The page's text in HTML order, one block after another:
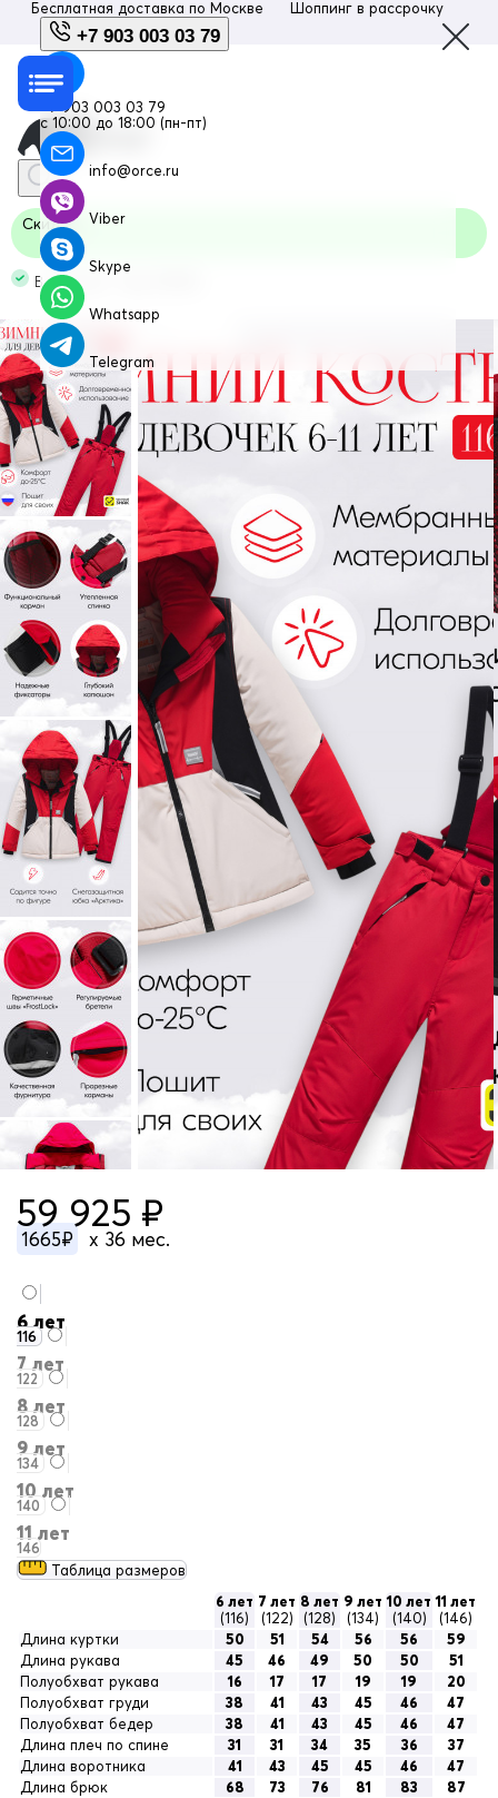
Бесплатная доставка по Москве Шоппинг в рассрочку
+7 903 003 03 79
+7 903 003 03 79
с 10:00 до 18:00 (пн-пт)
info@orce.ru
Viber
Skype
Whatsapp
Telegram
Скидка
В наличии Код: 9424Kr
59 925 ₽
1665₽ x 36 мес.
6 лет
116
7 лет
122
8 лет
128
9 лет
134
10 лет
140
11 лет
146
Таблица размеров
6 лет
(116)
7 лет
(122)
8 лет
(128)
9 лет
(134)
10 лет
(140)
11 лет
(146)
Длина куртки
50 51 54 56 56
59
Длина рукава
45 46 49 50 50
51
Полуобхват рукава
16 17 17 19 19
20
Полуобхват груди
38 41 43 45 46
47
Полуобхват бедер
38 41 43 45 46
47
Длина плеч по спине
31 31 34 35 36
37
Длина воротника
41 43 45 45 46
47
Длина брюк
68 73 76 81 83
87